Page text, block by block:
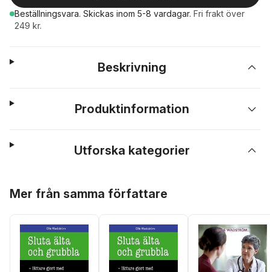
Beställningsvara. Skickas inom 5-8 vardagar. Fri frakt över
249 kr.
Beskrivning
Produktinformation
Utforska kategorier
Mer från samma författare